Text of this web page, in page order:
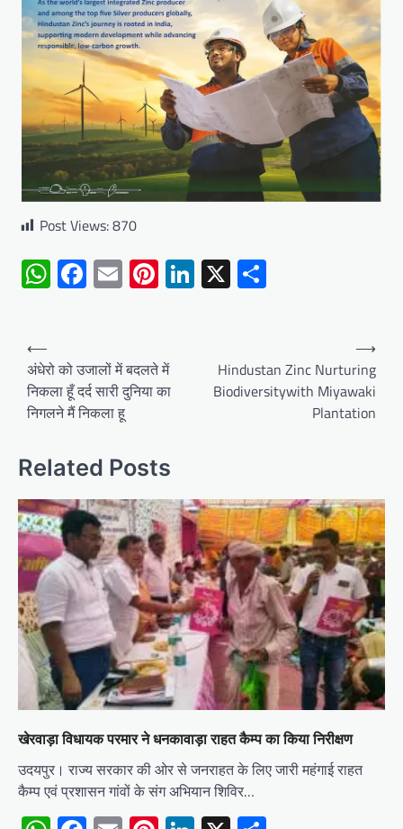
Post Views:870
WhatsApp
Facebook
EmailPinterest
LinkedIn
X
Post
navigation
⟵
अंधेरो को उजालों में बदलते में
निकला हूँ दर्द सारी दुनिया का
निगलने मैं निकला हू
Hindustan Zinc Nurturing
Biodiversitywith Miyawaki
Plantation
⟶
Related Posts
खेरवाड़ा विधायक परमार ने धनकावाड़ा राहत कैम्प का किया निरीक्षण
उदयपुर। राज्य सरकार की ओर से जनराहत के लिए जारी महंगाई राहत
कैम्प एवं प्रशासन गांवों के संग अभियान शिविर…